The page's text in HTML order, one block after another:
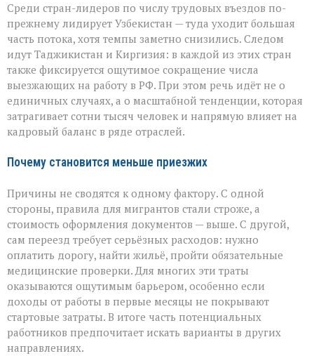
Среди стран-лидеров по числу трудовых въездов по-
прежнему лидирует Узбекистан — туда уходит большая
часть потока, хотя темпы заметно снизились. Следом
идут Таджикистан и Киргизия: в каждой из этих стран
также фиксируется ощутимое сокращение числа
выезжающих на работу в РФ. При этом речь идёт не о
единичных случаях, а о масштабной тенденции, которая
затрагивает сотни тысяч человек и напрямую влияет на
кадровый баланс в ряде отраслей.
Почему становится меньше приезжих
Причины не сводятся к одному фактору. С одной
стороны, правила для мигрантов стали строже, а
стоимость оформления документов — выше. С другой,
сам переезд требует серьёзных расходов: нужно
оплатить дорогу, найти жильё, пройти обязательные
медицинские проверки. Для многих эти траты
оказываются ощутимым барьером, особенно если
доходы от работы в первые месяцы не покрывают
стартовые затраты. В итоге часть потенциальных
работников предпочитает искать варианты в других
направлениях.